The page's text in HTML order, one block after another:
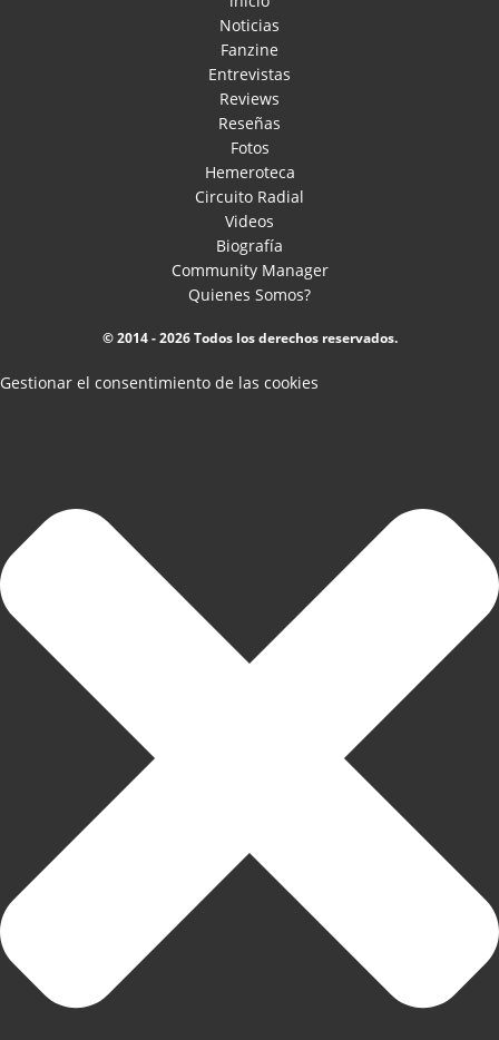
Noticias
Fanzine
Entrevistas
Reviews
Reseñas
Fotos
Hemeroteca
Circuito Radial
Videos
Biografía
Community Manager
Quienes Somos?
© 2014 - 2026 Todos los derechos reservados.
Gestionar el consentimiento de las cookies